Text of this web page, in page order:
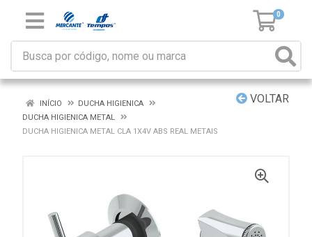
0
VOLTAR
INÍCIO
DUCHA HIGIENICA
DUCHA HIGIENICA METAL
DUCHA HIGIENICA METAL CLA 1X4V ABS REAL METAIS